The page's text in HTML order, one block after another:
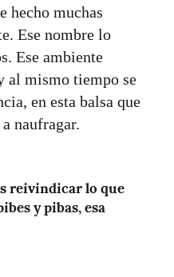
hecho muchas
Ese nombre lo
Ese ambiente
al mismo tiempo se
en esta balsa que
naufragar.
reivindicar lo que
y pibas, esa